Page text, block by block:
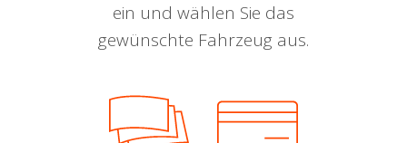
ein und wählen Sie das
gewünschte Fahrzeug aus.